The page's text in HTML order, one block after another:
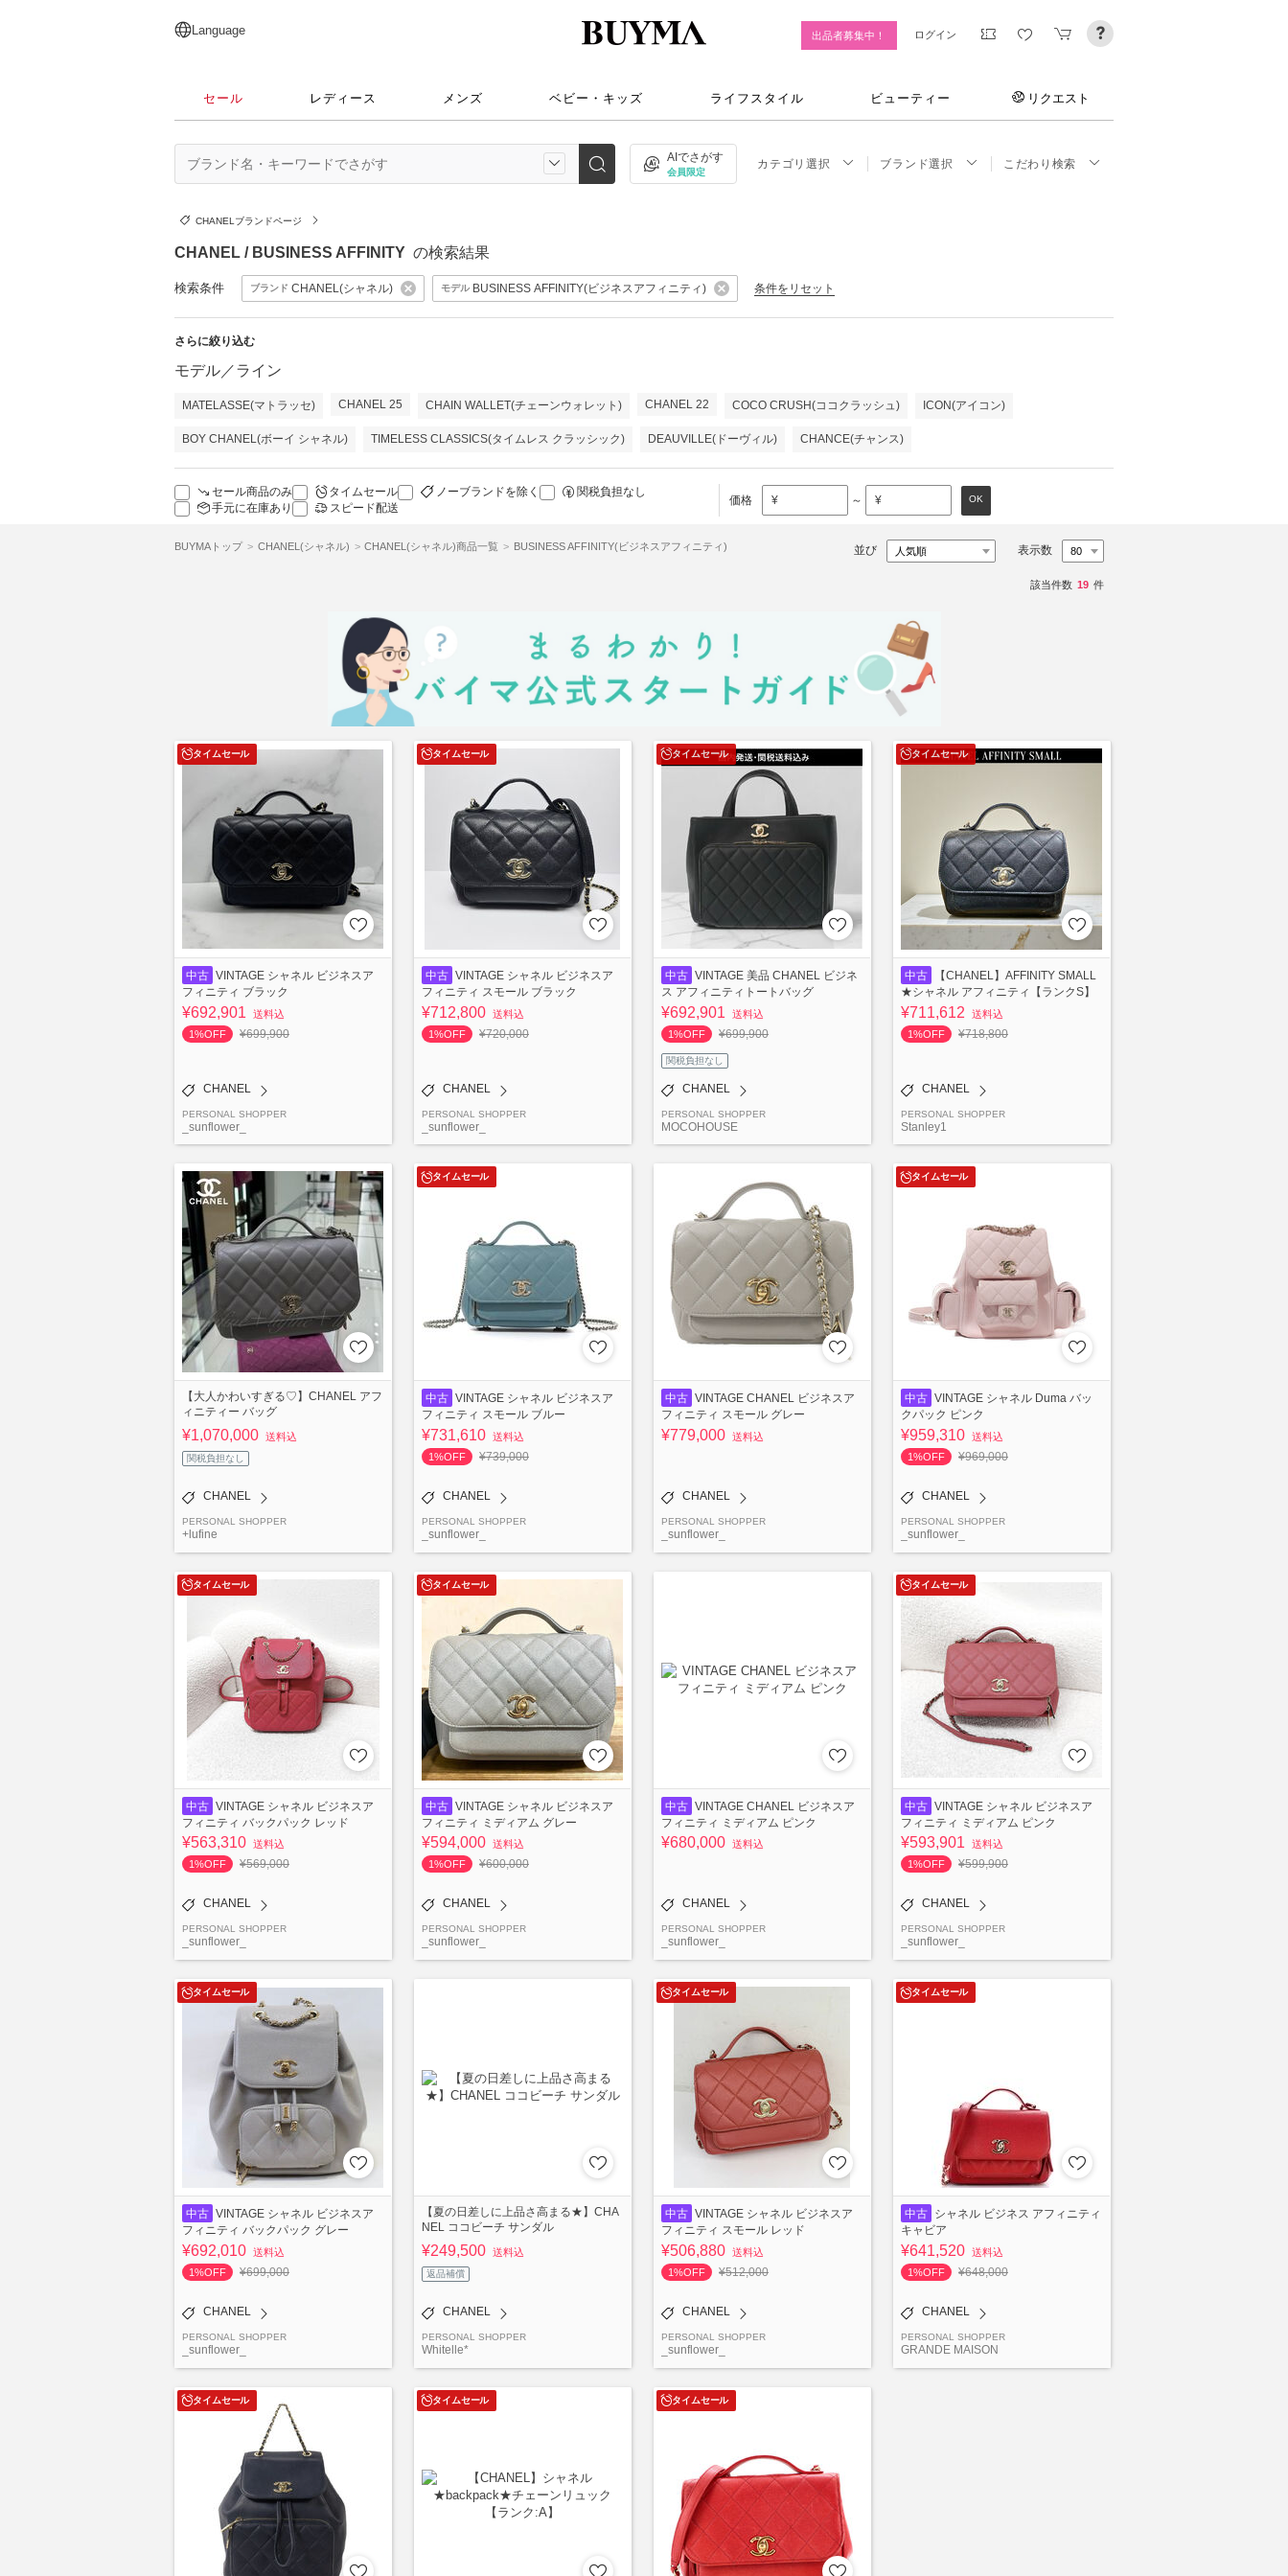
日本語
English
简体中文
繁體中文
Language 出品者募集中！ ログイン
セール レディース メンズ ベビー・キッズ ライフスタイル ビューティー リクエスト
AIでさがす
会員限定
カテゴリ選択 ブランド選択 こだわり検索
CHANELブランドページ
CHANEL / BUSINESS AFFINITY の検索結果
検索条件 ブランド CHANEL(シャネル) モデル BUSINESS AFFINITY(ビジネスアフィニティ) 条件をリセット
さらに絞り込む
モデル／ライン
MATELASSE(マトラッセ) CHANEL 25 CHAIN WALLET(チェーンウォレット) CHANEL 22 COCO CRUSH(ココクラッシュ) ICON(アイコン)
BOY CHANEL(ボーイ シャネル) TIMELESS CLASSICS(タイムレス クラッシック) DEAUVILLE(ドーヴィル) CHANCE(チャンス)
セール商品のみ タイムセール ノーブランドを除く
関税負担なし
手元に在庫あり
スピード配送
価格 ¥ ～ ¥ OK
BUYMAトップ CHANEL(シャネル) CHANEL(シャネル)商品一覧 BUSINESS AFFINITY(ビジネスアフィニティ) 並び 表示数
該当件数 19 件
タイムセール
中古 VINTAGE シャネル ビジネスア
フィニティ ブラック
¥692,901
送料込
1%OFF
¥699,900
CHANEL
PERSONAL SHOPPER
_sunflower_
タイムセール
中古 VINTAGE シャネル ビジネスア
フィニティ スモール ブラック
¥712,800 送料込
1%OFF
¥720,000
CHANEL
PERSONAL SHOPPER
_sunflower_
タイムセール
中古 VINTAGE 美品 CHANEL ビジネ
ス アフィニティトートバッグ
¥692,901
送料込
1%OFF
¥699,900
関税負担なし
CHANEL
PERSONAL SHOPPER
MOCOHOUSE
タイムセール
中古
【CHANEL】AFFINITY SMALL
★シャネル アフィニティ【ランクS】
¥711,612
送料込
1%OFF
¥718,800
CHANEL
PERSONAL SHOPPER
Stanley1
【大人かわいすぎる♡】CHANEL アフ
ィニティー バッグ
¥1,070,000 送料込
関税負担なし
CHANEL
PERSONAL SHOPPER
+lufine
タイムセール
中古 VINTAGE シャネル ビジネスア
フィニティ スモール ブルー
¥731,610 送料込
1%OFF
¥739,000
CHANEL
PERSONAL SHOPPER
_sunflower_
中古 VINTAGE CHANEL ビジネスア
フィニティ スモール グレー
¥779,000 送料込
CHANEL
PERSONAL SHOPPER
_sunflower_
タイムセール
中古 VINTAGE シャネル Duma バッ
クパック ピンク
¥959,310 送料込
1%OFF
¥969,000
CHANEL
PERSONAL SHOPPER
_sunflower_
タイムセール
中古 VINTAGE シャネル ビジネスア
フィニティ バックパック レッド
¥563,310 送料込
1%OFF
¥569,000
CHANEL
PERSONAL SHOPPER
_sunflower_
タイムセール
中古 VINTAGE シャネル ビジネスア
フィニティ ミディアム グレー
¥594,000 送料込
1%OFF
¥600,000
CHANEL
PERSONAL SHOPPER
_sunflower_
中古 VINTAGE CHANEL ビジネスア
フィニティ ミディアム ピンク
¥680,000 送料込
CHANEL
PERSONAL SHOPPER
_sunflower_
タイムセール
中古 VINTAGE シャネル ビジネスア
フィニティ ミディアム ピンク
¥593,901 送料込
1%OFF
¥599,900
CHANEL
PERSONAL SHOPPER
_sunflower_
タイムセール
中古 VINTAGE シャネル ビジネスア
フィニティ バックパック グレー
¥692,010 送料込
1%OFF
¥699,000
CHANEL
PERSONAL SHOPPER
_sunflower_
【夏の日差しに上品さ高まる★】CHA
NEL ココビーチ サンダル
¥249,500 送料込
返品補償
CHANEL
PERSONAL SHOPPER
Whitelle*
タイムセール
中古 VINTAGE シャネル ビジネスア
フィニティ スモール レッド
¥506,880 送料込
1%OFF
¥512,000
CHANEL
PERSONAL SHOPPER
_sunflower_
タイムセール
中古
シャネル ビジネス アフィニティ
キャビア
¥641,520 送料込
1%OFF
¥648,000
CHANEL
PERSONAL SHOPPER
GRANDE MAISON
タイムセール タイムセール タイムセール